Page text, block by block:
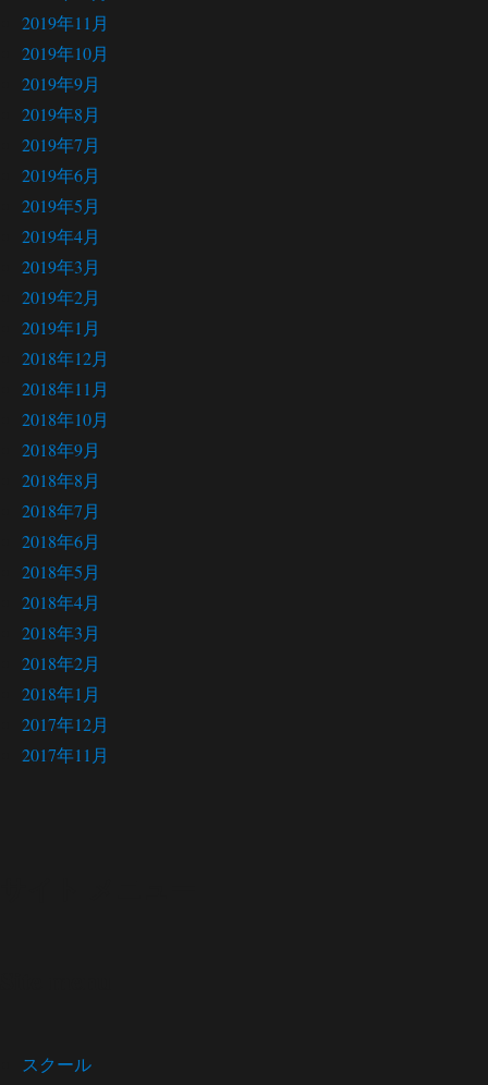
2019年11月
2019年10月
2019年9月
2019年8月
2019年7月
2019年6月
2019年5月
2019年4月
2019年3月
2019年2月
2019年1月
2018年12月
2018年11月
2018年10月
2018年9月
2018年8月
2018年7月
2018年6月
2018年5月
2018年4月
2018年3月
2018年2月
2018年1月
2017年12月
2017年11月
スクール